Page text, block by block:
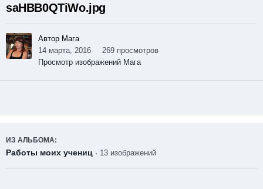
saHBB0QTiWo.jpg
Автор Мага
14 марта, 2016
269 просмотров
Просмотр изображений Мага
ИЗ АЛЬБОМА:
Работы моих учениц · 13 изображений